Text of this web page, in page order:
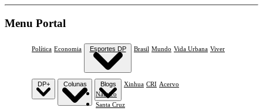
Menu Portal
Política Economia Esportes DP
Náutico
Santa Cruz
Brasil Mundo Vida Urbana Viver
DP+ Colunas Blogs Xinhua CRI Acervo